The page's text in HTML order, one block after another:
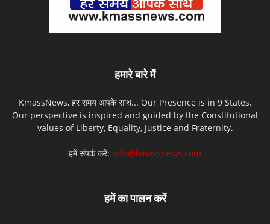
हमारे बारे में
KmassNews, हर समय आपके साथ... Our Presence is in 9 States.
Our perspective is inspired and guided by the Constitutional
values of Liberty, Equality, Justice and Fraternity.
हमें संपर्क करें: info@kmassnews.com
हमें का पालन करें